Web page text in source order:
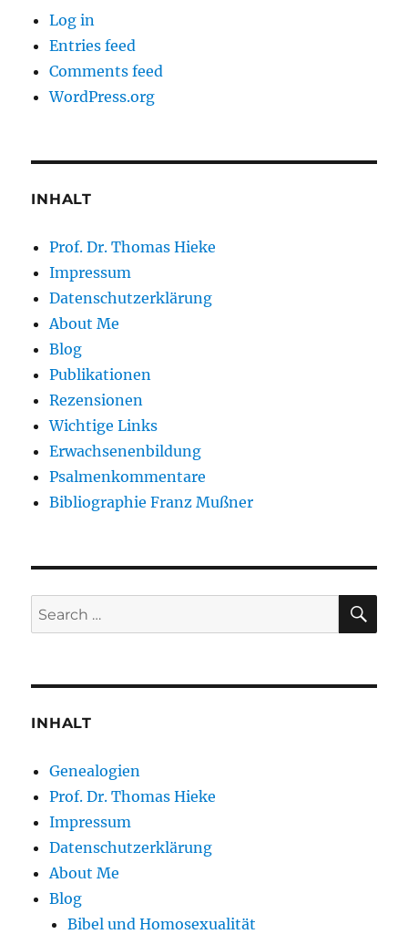
Log in
Entries feed
Comments feed
WordPress.org
INHALT
Prof. Dr. Thomas Hieke
Impressum
Datenschutzerklärung
About Me
Blog
Publikationen
Rezensionen
Wichtige Links
Erwachsenenbildung
Psalmenkommentare
Bibliographie Franz Mußner
Search
for:
INHALT
Genealogien
Prof. Dr. Thomas Hieke
Impressum
Datenschutzerklärung
About Me
Blog
Bibel und Homosexualität